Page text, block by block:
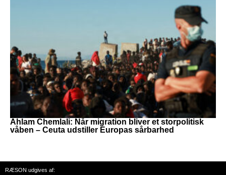
Ahlam Chemlali: Når migration bliver et storpolitisk
våben – Ceuta udstiller Europas sårbarhed
RÆSON udgives af: